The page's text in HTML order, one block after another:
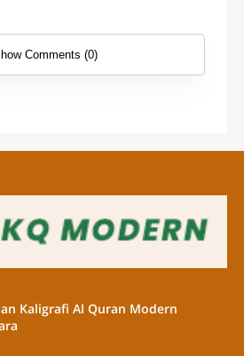
Comments (0)
Kaligrafi Al Quran Modern